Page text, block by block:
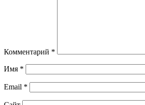
Комментарий *
Имя *
Email *